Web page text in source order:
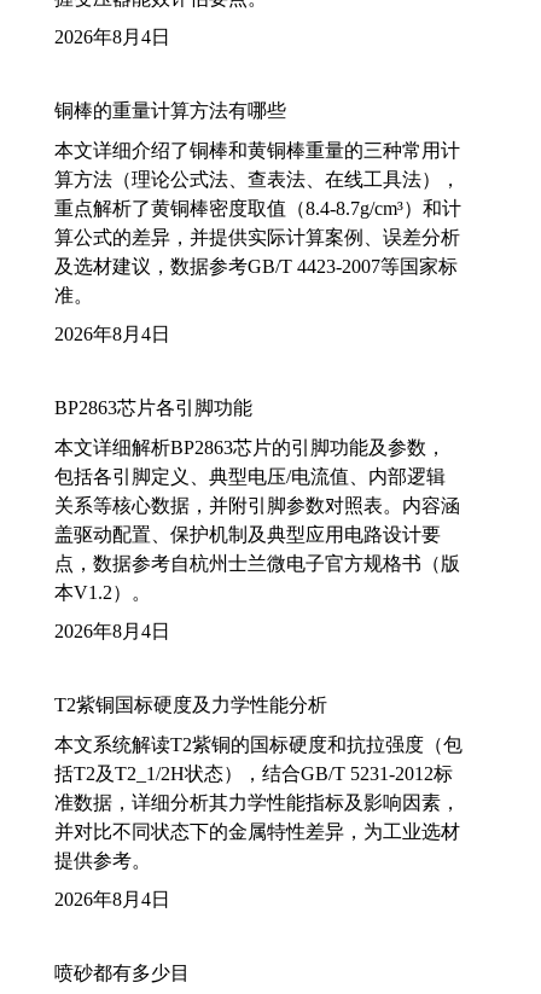
2026年8月4日
铜棒的重量计算方法有哪些
本文详细介绍了铜棒和黄铜棒重量的三种常用计
算方法（理论公式法、查表法、在线工具法），
重点解析了黄铜棒密度取值（8.4-8.7g/cm³）和计
算公式的差异，并提供实际计算案例、误差分析
及选材建议，数据参考GB/T 4423-2007等国家标
准。
2026年8月4日
BP2863芯片各引脚功能
本文详细解析BP2863芯片的引脚功能及参数，
包括各引脚定义、典型电压/电流值、内部逻辑
关系等核心数据，并附引脚参数对照表。内容涵
盖驱动配置、保护机制及典型应用电路设计要
点，数据参考自杭州士兰微电子官方规格书（版
本V1.2）。
2026年8月4日
T2紫铜国标硬度及力学性能分析
本文系统解读T2紫铜的国标硬度和抗拉强度（包
括T2及T2_1/2H状态），结合GB/T 5231-2012标
准数据，详细分析其力学性能指标及影响因素，
并对比不同状态下的金属特性差异，为工业选材
提供参考。
2026年8月4日
喷砂都有多少目